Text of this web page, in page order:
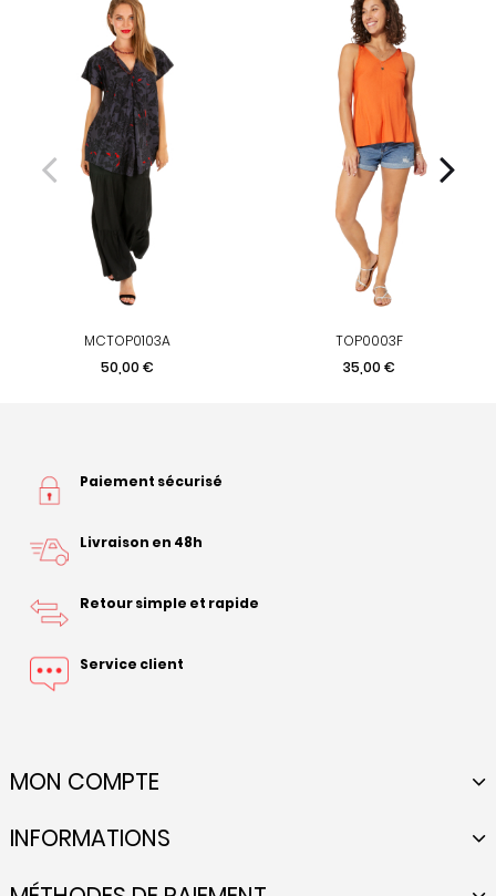
MCTOP0103A
Prix
50,00 €
TOP0003F
Prix
35,00 €
Paiement sécurisé
Livraison en 48h
Retour simple et rapide
Service client
MON COMPTE
INFORMATIONS